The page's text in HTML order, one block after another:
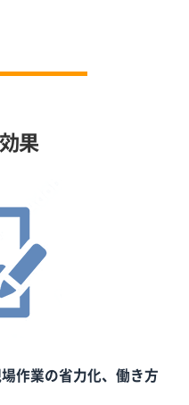
果
作業の省力化、働き方